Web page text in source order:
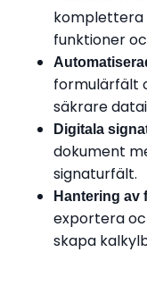
komplettera
funktioner
formulärfält
säkrare
Digitala
dokument
signaturfält.
Hantering av
exportera
skapa